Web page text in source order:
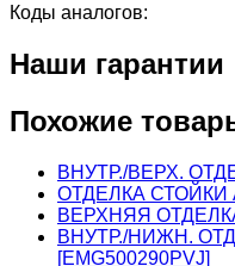
Коды аналогов:
Наши гарантии
Похожие
ВНУТР./ВЕРХ.
ОТДЕЛКА СТОЙКИ
ВЕРХНЯЯ
ВНУТР./НИЖН.
[EMG500290PVJ]